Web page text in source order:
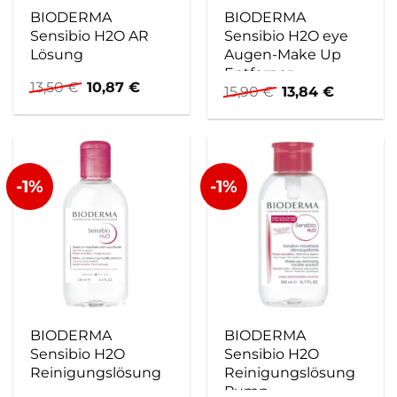
BIODERMA
Sensibio H2O AR
Lösung
13,50€ Ursprünglicher
Preis
war:
10,87€Aktueller
ist:
BIODERMA
Sensibio H2O eye
Augen-Make Up
Entferner
15,90€ Ursprünglicher
Preis
war:
13,84€
ist:
-1%
BIODERMA
Sensibio H2O
Reinigungslösung
-1%
BIODERMA
Sensibio H2O
Reinigungslösung
Pump